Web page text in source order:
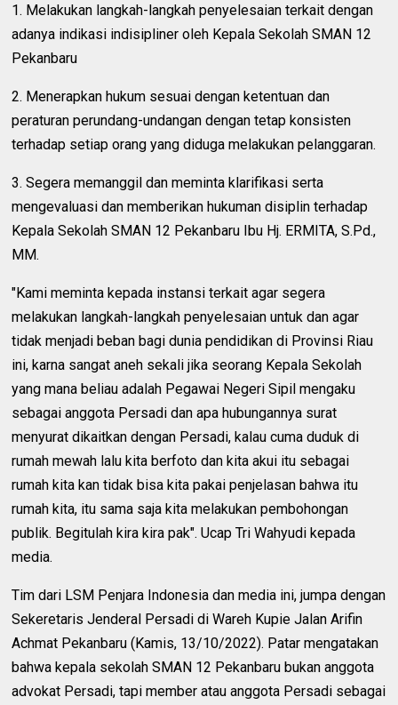
1. Melakukan langkah-langkah penyelesaian terkait dengan
adanya indikasi indisipliner oleh Kepala Sekolah SMAN 12
Pekanbaru
2. Menerapkan hukum sesuai dengan ketentuan dan
peraturan perundang-undangan dengan tetap konsisten
terhadap setiap orang yang diduga melakukan pelanggaran.
3. Segera memanggil dan meminta klarifikasi serta
mengevaluasi dan memberikan hukuman disiplin terhadap
Kepala Sekolah SMAN 12 Pekanbaru Ibu Hj. ERMITA, S.Pd.,
MM.
"Kami meminta kepada instansi terkait agar segera
melakukan langkah-langkah penyelesaian untuk dan agar
tidak menjadi beban bagi dunia pendidikan di Provinsi Riau
ini, karna sangat aneh sekali jika seorang Kepala Sekolah
yang mana beliau adalah Pegawai Negeri Sipil mengaku
sebagai anggota Persadi dan apa hubungannya surat
menyurat dikaitkan dengan Persadi, kalau cuma duduk di
rumah mewah lalu kita berfoto dan kita akui itu sebagai
rumah kita kan tidak bisa kita pakai penjelasan bahwa itu
rumah kita, itu sama saja kita melakukan pembohongan
publik. Begitulah kira kira pak". Ucap Tri Wahyudi kepada
media.
Tim dari LSM Penjara Indonesia dan media ini, jumpa dengan
Sekeretaris Jenderal Persadi di Wareh Kupie Jalan Arifin
Achmat Pekanbaru (Kamis, 13/10/2022). Patar mengatakan
bahwa kepala sekolah SMAN 12 Pekanbaru bukan anggota
advokat Persadi, tapi member atau anggota Persadi sebagai